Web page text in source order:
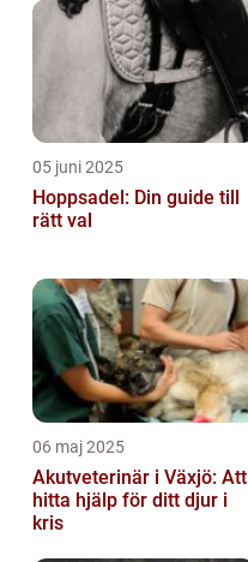
05 juni 2025
Hoppsadel: Din guide till
rätt val
06 maj 2025
Akutveterinär i Växjö: Att
hitta hjälp för ditt djur i
kris